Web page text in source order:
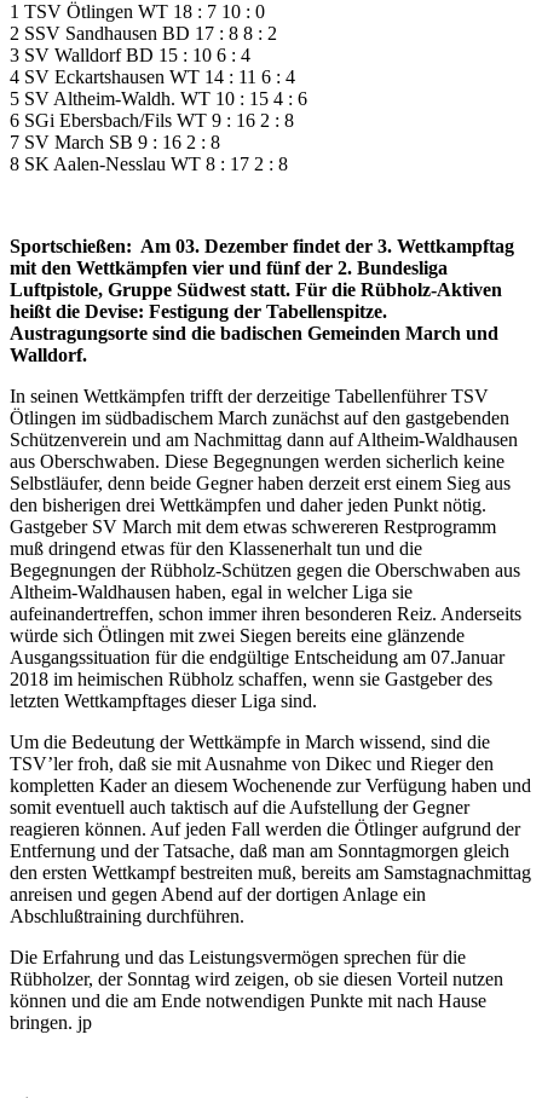
1 TSV Ötlingen WT 18 : 7 10 : 0
2 SSV Sandhausen BD 17 : 8 8 : 2
3 SV Walldorf BD 15 : 10 6 : 4
4 SV Eckartshausen WT 14 : 11 6 : 4
5 SV Altheim-Waldh. WT 10 : 15 4 : 6
6 SGi Ebersbach/Fils WT 9 : 16 2 : 8
7 SV March SB 9 : 16 2 : 8
8 SK Aalen-Nesslau WT 8 : 17 2 : 8
Sportschießen: Am 03. Dezember findet der 3. Wettkampftag
mit den Wettkämpfen vier und fünf der 2. Bundesliga
Luftpistole, Gruppe Südwest statt. Für die Rübholz-Aktiven
heißt die Devise: Festigung der Tabellenspitze.
Austragungsorte sind die badischen Gemeinden March und
Walldorf.
In seinen Wettkämpfen trifft der derzeitige Tabellenführer TSV
Ötlingen im südbadischem March zunächst auf den gastgebenden
Schützenverein und am Nachmittag dann auf Altheim-Waldhausen
aus Oberschwaben. Diese Begegnungen werden sicherlich keine
Selbstläufer, denn beide Gegner haben derzeit erst einem Sieg aus
den bisherigen drei Wettkämpfen und daher jeden Punkt nötig.
Gastgeber SV March mit dem etwas schwereren Restprogramm
muß dringend etwas für den Klassenerhalt tun und die
Begegnungen der Rübholz-Schützen gegen die Oberschwaben aus
Altheim-Waldhausen haben, egal in welcher Liga sie
aufeinandertreffen, schon immer ihren besonderen Reiz. Anderseits
würde sich Ötlingen mit zwei Siegen bereits eine glänzende
Ausgangssituation für die endgültige Entscheidung am 07.Januar
2018 im heimischen Rübholz schaffen, wenn sie Gastgeber des
letzten Wettkampftages dieser Liga sind.
Um die Bedeutung der Wettkämpfe in March wissend, sind die
TSV’ler froh, daß sie mit Ausnahme von Dikec und Rieger den
kompletten Kader an diesem Wochenende zur Verfügung haben und
somit eventuell auch taktisch auf die Aufstellung der Gegner
reagieren können. Auf jeden Fall werden die Ötlinger aufgrund der
Entfernung und der Tatsache, daß man am Sonntagmorgen gleich
den ersten Wettkampf bestreiten muß, bereits am Samstagnachmittag
anreisen und gegen Abend auf der dortigen Anlage ein
Abschlußtraining durchführen.
Die Erfahrung und das Leistungsvermögen sprechen für die
Rübholzer, der Sonntag wird zeigen, ob sie diesen Vorteil nutzen
können und die am Ende notwendigen Punkte mit nach Hause
bringen. jp